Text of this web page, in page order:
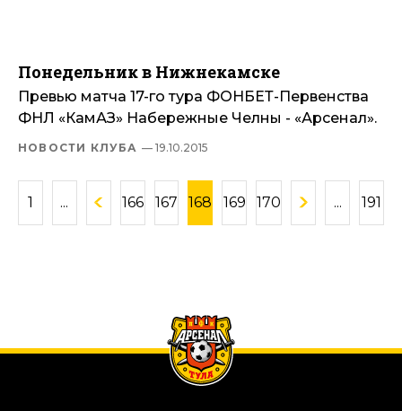
Понедельник в Нижнекамске
Превью матча 17-го тура ФОНБЕТ-Первенства
ФНЛ «КамАЗ» Набережные Челны - «Арсенал».
НОВОСТИ КЛУБА — 19.10.2015
1 ... 166 167 168 169 170 ... 191